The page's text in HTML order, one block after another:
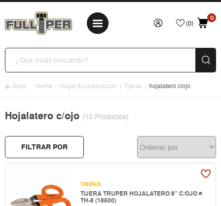
(0)
0
Atrás Home Hogar & construccion Tijeras hojalatero c/ojo
Hojalatero c/ojo (10 Productos)
FILTRAR POR
TRUPER
TIJERA TRUPER HOJALATERO 8" C/OJO #
TH-8 (18500)